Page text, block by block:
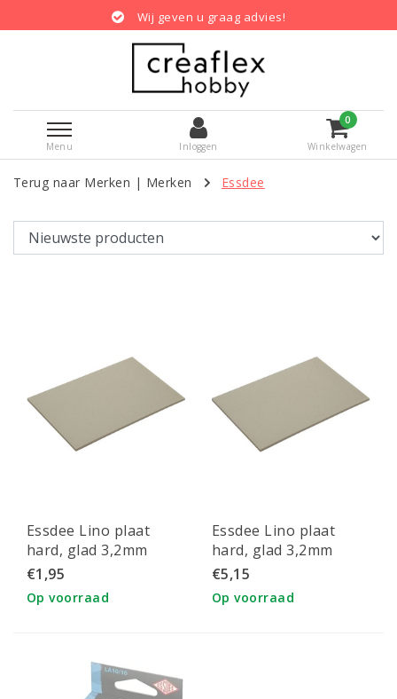
Wij geven u graag advies!
Menu Inloggen
0
Winkelwagen
Terug naar Merken | Merken Essdee
Essdee Lino plaat
hard, glad 3,2mm
152x101mm
€1,95
Op voorraad
Essdee Lino plaat
hard, glad 3,2mm
203x305mm. 1st.
€5,15
Op voorraad